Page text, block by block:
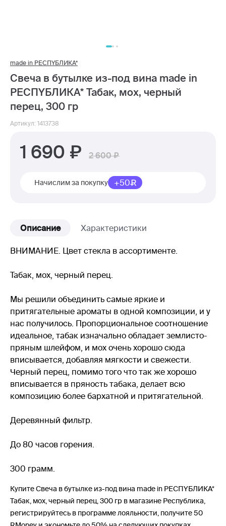
made in РЕСПYБЛИКА*
Свеча в бутылке из-под вина made in
РЕСПYБЛИКА* Табак, мох, черный
перец, 300 гр
Артикул: 1413738
1 690 2 600
Начислим за покупку +50
Описание Характеристики
ВНИМАНИЕ. Цвет стекла в ассортименте.
Табак, мох, черный перец.
Мы решили объединить самые яркие и
притягательные ароматы в одной композиции, и у
нас получилось. Пропорциональное соотношение
идеальное, табак изначально обладает землисто-
пряным шлейфом, и мох очень хорошо сюда
вписывается, добавляя мягкости и свежести.
Черный перец, помимо того что так же хорошо
вписывается в пряность табака, делает всю
композицию более бархатной и притягательной.
Деревянный фильтр.
До 80 часов горения.
300 грамм.
Купите Свеча в бутылке из-под вина made in РЕСПYБЛИКА*
Табак, мох, черный перец, 300 гр в магазине Республика,
регистрируйтесь в программе лояльности, получите 50